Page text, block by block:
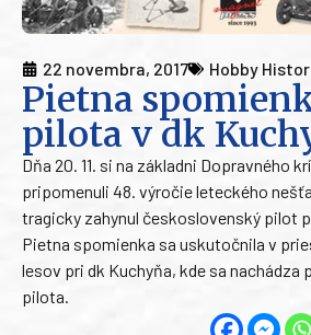
22 novembra, 2017 Hobby
Pietna
pilota v dk
Dňa 20. 11. si na základni Dopravného
pripomenuli 48. výročie leteckého
tragicky zahynul československý pilot
Pietna spomienka sa uskutočnila v
lesov pri dk Kuchyňa, kde sa nachádza
pilota.